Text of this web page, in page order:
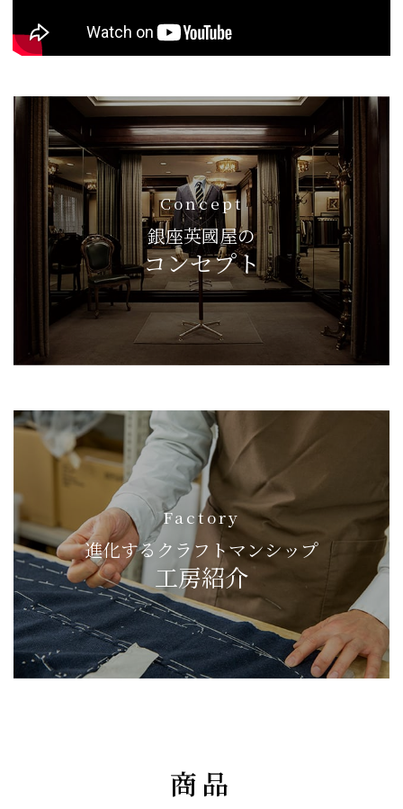
Concept
銀座英國屋の
コンセプト
Factory
進化するクラフトマンシップ
工房紹介
商品